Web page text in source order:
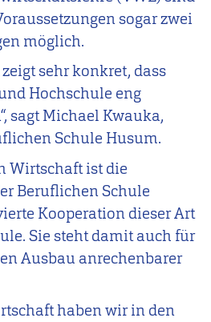
sogar zwei
möglich.
sehr konkret, dass
Hochschule eng
sagt Michael Kwauka,
Schule Husum.
Wirtschaft ist die
Beruflichen Schule
Kooperation dieser Art
Sie steht damit auch für
Ausbau anrechenbarer
haben wir in den